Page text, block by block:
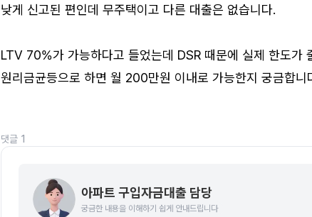
비주거부동산대출
낮게 신고된 편인데 무주택이고 다른 대출은 없습니다.
LTV 70%가 가능하다고 들었는데 DSR 때문에 실제 한도가
원리금균등으로 하면 월 200만원 이내로 가능한지 궁금합니
댓글 1
아파트 구입자금대출 담당
궁금한 내용을 이해하기 쉽게 안내드립니다